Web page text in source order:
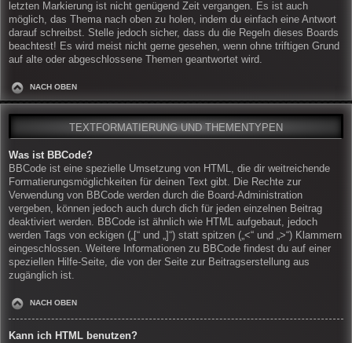
letzten Markierung ist nicht genügend Zeit vergangen. Es ist auch
möglich, das Thema nach oben zu holen, indem du einfach eine Antwort
darauf schreibst. Stelle jedoch sicher, dass du die Regeln dieses Boards
beachtest! Es wird meist nicht gerne gesehen, wenn ohne triftigen Grund
auf alte oder abgeschlossene Themen geantwortet wird.
NACH OBEN
TEXTFORMATIERUNG UND THEMENTYPEN
Was ist BBCode?
BBCode ist eine spezielle Umsetzung von HTML, die dir weitreichende
Formatierungsmöglichkeiten für deinen Text gibt. Die Rechte zur
Verwendung von BBCode werden durch die Board-Administration
vergeben, können jedoch auch durch dich für jeden einzelnen Beitrag
deaktiviert werden. BBCode ist ähnlich wie HTML aufgebaut, jedoch
werden Tags von eckigen („[“ und „]“) statt spitzen („<“ und „>“) Klammern
eingeschlossen. Weitere Informationen zu BBCode findest du auf einer
speziellen Hilfe-Seite, die von der Seite zur Beitragserstellung aus
zugänglich ist.
NACH OBEN
Kann ich HTML benutzen?